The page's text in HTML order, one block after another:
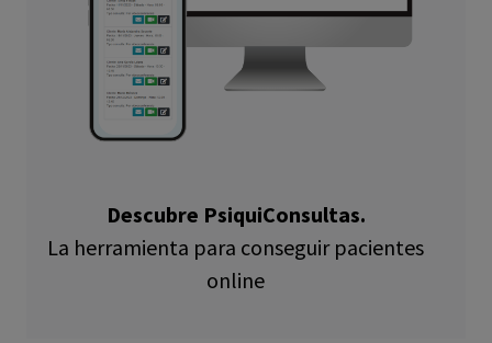
Descubre PsiquiConsultas.
La herramienta para conseguir pacientes
online